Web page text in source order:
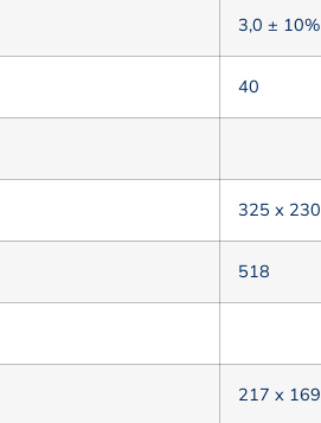
3,0 ± 10%
40
325 х 230
518
217 x 169